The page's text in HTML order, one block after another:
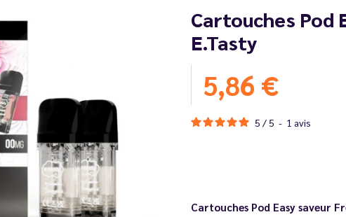
Cartouches Pod
E.Tasty
5,86 €
5 / 5 - 1 avis
Cartouches Pod Easy saveur